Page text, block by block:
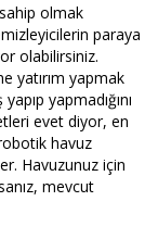
olmak
paraya
olabilirsiniz.
yatırım yapmak
yapmadığını
evet diyor, en
havuz
Havuzunuz için
mevcut